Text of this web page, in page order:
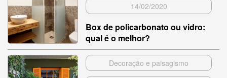
14/02/2020
Box de policarbonato ou vidro:
qual é o melhor?
Decoração e paisagismo